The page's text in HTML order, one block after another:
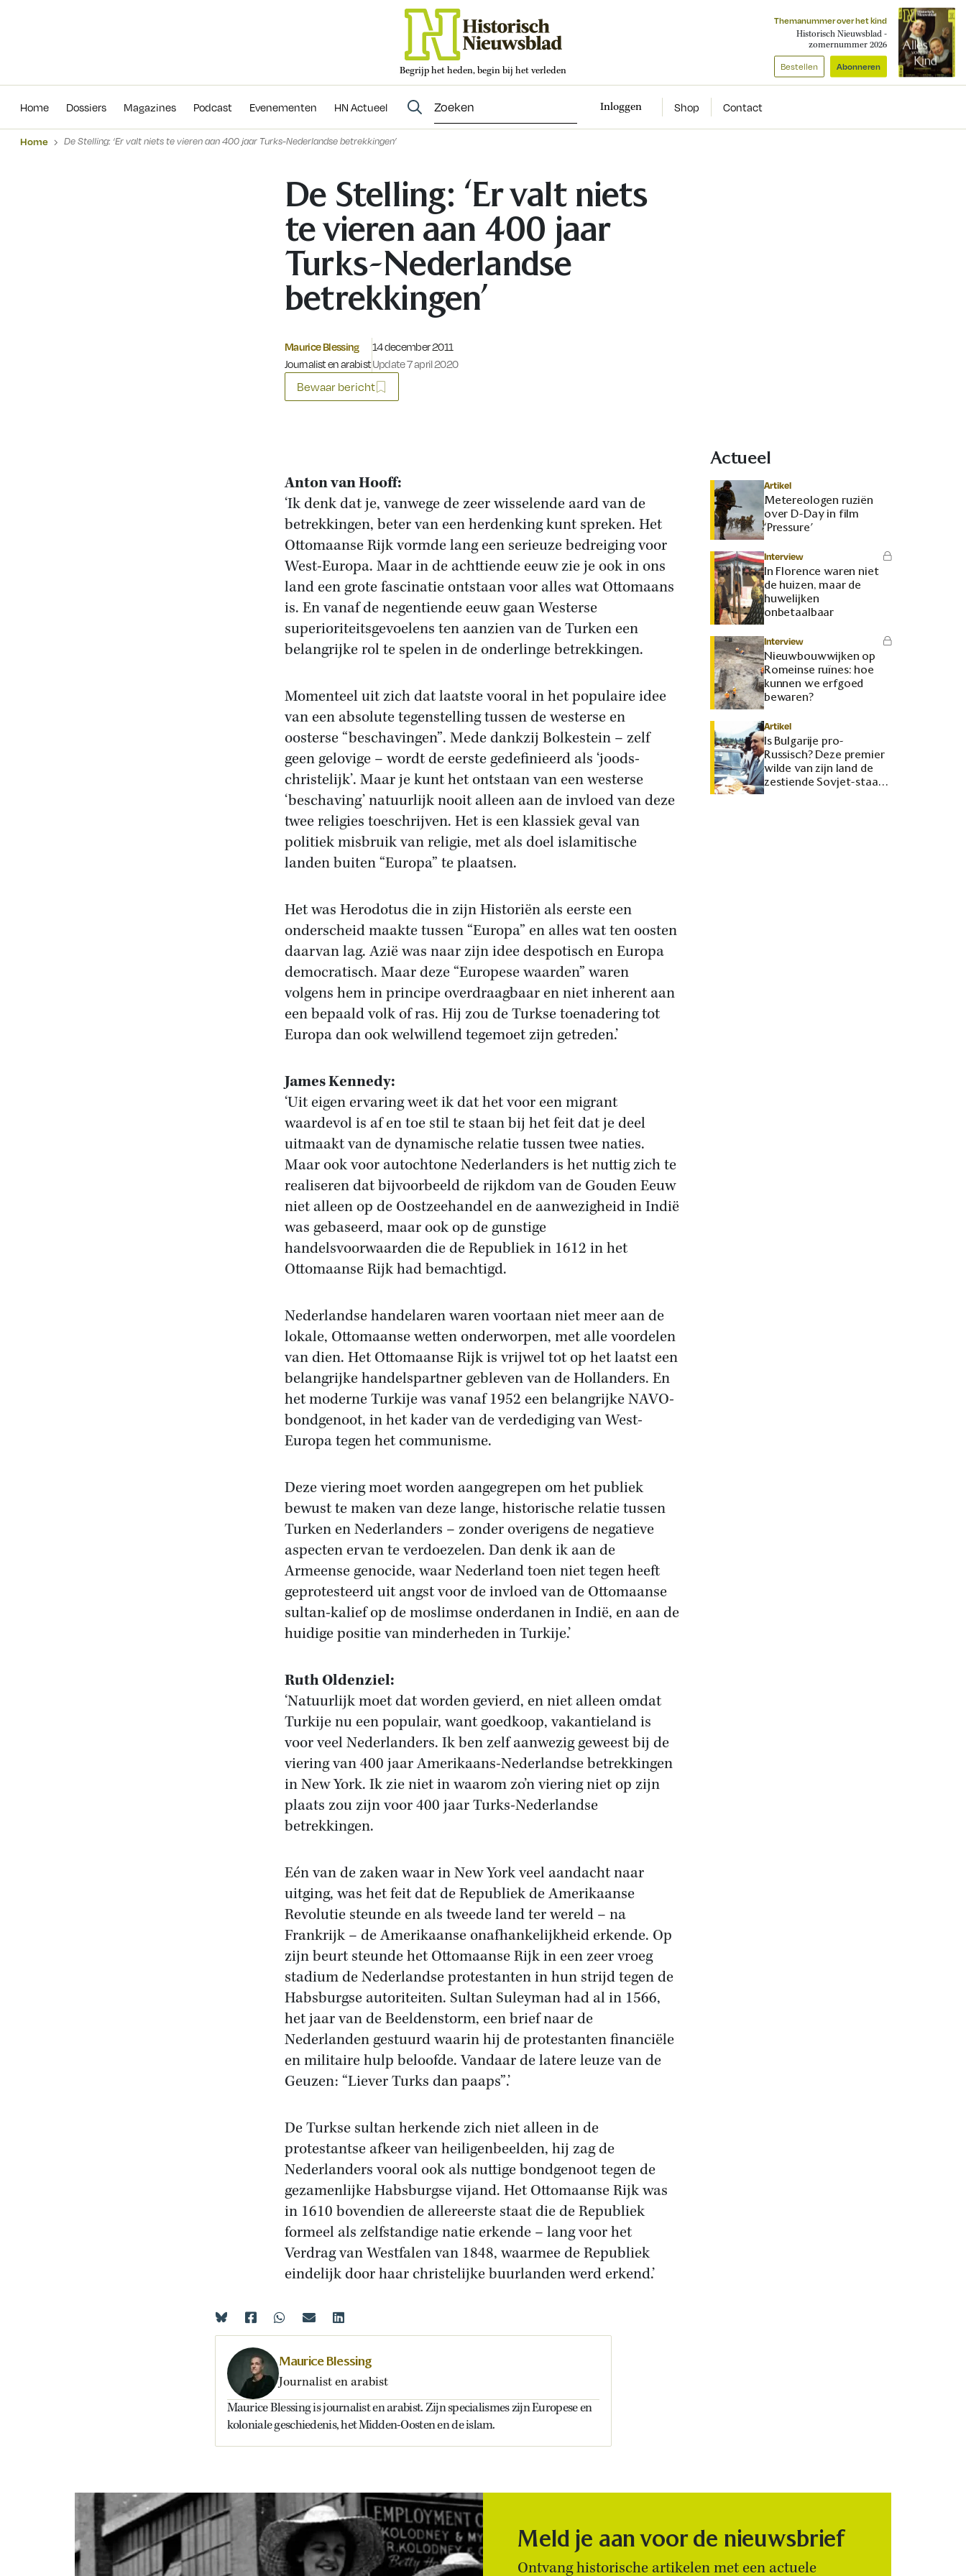
Begrijp het heden, begin bij het verleden
Themanummer over het kind
Historisch Nieuwsblad -
zomernummer 2026
Bestellen Abonneren
Home Dossiers Magazines Podcast Evenementen HN Actueel Inloggen Shop Contact
Evenementen
Home De Stelling: ‘Er valt niets te vieren aan 400 jaar Turks-Nederlandse betrekkingen’
De Stelling: ‘Er valt niets
te vieren aan 400 jaar
Turks-Nederlandse
betrekkingen’
Maurice Blessing
Journalist en arabist
Gepubliceerd op:
14 december 2011
Update 7 april 2020
Bewaar bericht
Anton van Hooff:
‘Ik denk dat je, vanwege de zeer wisselende aard van de
betrekkingen, beter van een herdenking kunt spreken. Het
Ottomaanse Rijk vormde lang een serieuze bedreiging voor
West-Europa. Maar in de achttiende eeuw zie je ook in ons
land een grote fascinatie ontstaan voor alles wat Ottomaans
is. En vanaf de negentiende eeuw gaan Westerse
superioriteitsgevoelens ten aanzien van de Turken een
belangrijke rol te spelen in de onderlinge betrekkingen.
Momenteel uit zich dat laatste vooral in het populaire idee
van een absolute tegenstelling tussen de westerse en
oosterse “beschavingen”. Mede dankzij Bolkestein – zelf
geen gelovige – wordt de eerste gedefinieerd als ‘joods-
christelijk’. Maar je kunt het ontstaan van een westerse
‘beschaving’ natuurlijk nooit alleen aan de invloed van deze
twee religies toeschrijven. Het is een klassiek geval van
politiek misbruik van religie, met als doel islamitische
landen buiten “Europa” te plaatsen.
Het was Herodotus die in zijn Historiën als eerste een
onderscheid maakte tussen “Europa” en alles wat ten oosten
daarvan lag. Azië was naar zijn idee despotisch en Europa
democratisch. Maar deze “Europese waarden” waren
volgens hem in principe overdraagbaar en niet inherent aan
een bepaald volk of ras. Hij zou de Turkse toenadering tot
Europa dan ook welwillend tegemoet zijn getreden.’
James Kennedy:
‘Uit eigen ervaring weet ik dat het voor een migrant
waardevol is af en toe stil te staan bij het feit dat je deel
uitmaakt van de dynamische relatie tussen twee naties.
Maar ook voor autochtone Nederlanders is het nuttig zich te
realiseren dat bijvoorbeeld de rijkdom van de Gouden Eeuw
niet alleen op de Oostzeehandel en de aanwezigheid in Indië
was gebaseerd, maar ook op de gunstige
handelsvoorwaarden die de Republiek in 1612 in het
Ottomaanse Rijk had bemachtigd.
Nederlandse handelaren waren voortaan niet meer aan de
lokale, Ottomaanse wetten onderworpen, met alle voordelen
van dien. Het Ottomaanse Rijk is vrijwel tot op het laatst een
belangrijke handelspartner gebleven van de Hollanders. En
het moderne Turkije was vanaf 1952 een belangrijke NAVO-
bondgenoot, in het kader van de verdediging van West-
Europa tegen het communisme.
Deze viering moet worden aangegrepen om het publiek
bewust te maken van deze lange, historische relatie tussen
Turken en Nederlanders – zonder overigens de negatieve
aspecten ervan te verdoezelen. Dan denk ik aan de
Armeense genocide, waar Nederland toen niet tegen heeft
geprotesteerd uit angst voor de invloed van de Ottomaanse
sultan-kalief op de moslimse onderdanen in Indië, en aan de
huidige positie van minderheden in Turkije.’
Ruth Oldenziel:
‘Natuurlijk moet dat worden gevierd, en niet alleen omdat
Turkije nu een populair, want goedkoop, vakantieland is
voor veel Nederlanders. Ik ben zelf aanwezig geweest bij de
viering van 400 jaar Amerikaans-Nederlandse betrekkingen
in New York. Ik zie niet in waarom zo’n viering niet op zijn
plaats zou zijn voor 400 jaar Turks-Nederlandse
betrekkingen.
Eén van de zaken waar in New York veel aandacht naar
uitging, was het feit dat de Republiek de Amerikaanse
Revolutie steunde en als tweede land ter wereld – na
Frankrijk – de Amerikaanse onafhankelijkheid erkende. Op
zijn beurt steunde het Ottomaanse Rijk in een zeer vroeg
stadium de Nederlandse protestanten in hun strijd tegen de
Habsburgse autoriteiten. Sultan Suleyman had al in 1566,
het jaar van de Beeldenstorm, een brief naar de
Nederlanden gestuurd waarin hij de protestanten financiële
en militaire hulp beloofde. Vandaar de latere leuze van de
Geuzen: “Liever Turks dan paaps”.’
De Turkse sultan herkende zich niet alleen in de
protestantse afkeer van heiligenbeelden, hij zag de
Nederlanders vooral ook als nuttige bondgenoot tegen de
gezamenlijke Habsburgse vijand. Het Ottomaanse Rijk was
in 1610 bovendien de allereerste staat die de Republiek
formeel als zelfstandige natie erkende – lang voor het
Verdrag van Westfalen van 1848, waarmee de Republiek
eindelijk door haar christelijke buurlanden werd erkend.’
Actueel
Artikel
Metereologen ruziën
over D-Day in film
‘Pressure’
Interview
In Florence waren niet
de huizen, maar de
huwelijken
onbetaalbaar
Interview
Nieuwbouwwijken op
Romeinse ruïnes: hoe
kunnen we erfgoed
bewaren?
Artikel
Is Bulgarije pro-
Russisch? Deze premier
wilde van zijn land de
zestiende Sovjet-staat
maken
Maurice Blessing
Journalist en arabist
Maurice Blessing is journalist en arabist. Zijn specialismes zijn Europese en
koloniale geschiedenis, het Midden-Oosten en de islam.
Meld je aan voor de nieuwsbrief
Ontvang historische artikelen met een actuele